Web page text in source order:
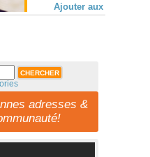
Ajouter aux favoris
adresses &